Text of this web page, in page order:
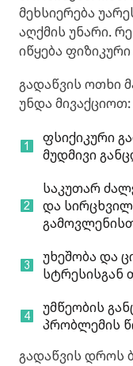
მეხსიერება
აღქმის უნარი.
იწყება
გადაწვის ოთხი
უნდა მივაქციოთ:
ფსიქიკური
მუდმივი
საკუთარ
და
უხეშობა და
სტრესისგან
უმწეობის
პრობლემის
გადაწვის დროს